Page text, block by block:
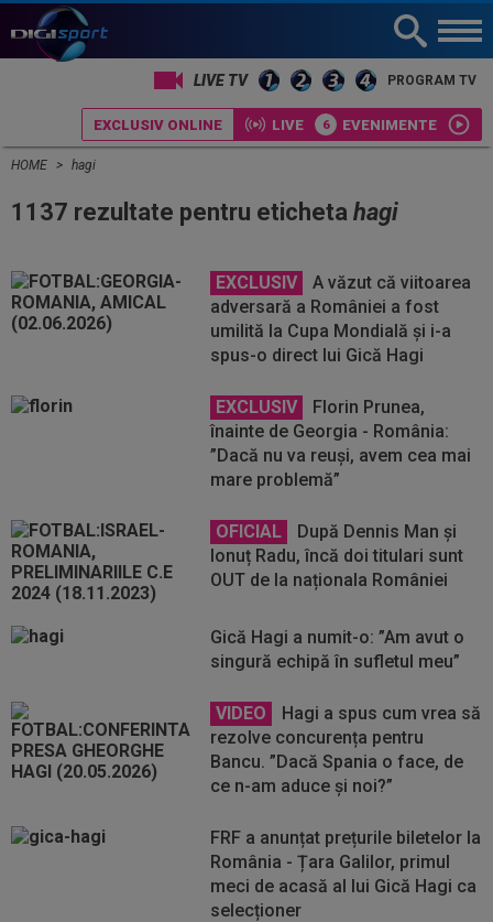
LIVE TV PROGRAM TV
EXCLUSIV ONLINE LIVE EVENIMENTE
HOME hagi
1137 rezultate pentru eticheta hagi
EXCLUSIV
A văzut că viitoarea
adversară a României a fost
umilită la Cupa Mondială și i-a
spus-o direct lui Gică Hagi
EXCLUSIV
Florin Prunea,
înainte de Georgia - România:
”Dacă nu va reuși, avem cea mai
mare problemă”
OFICIAL
După Dennis Man și
Ionuț Radu, încă doi titulari sunt
OUT de la naționala României
Gică Hagi a numit-o: ”Am avut o
singură echipă în sufletul meu”
VIDEO
Hagi a spus cum vrea să
rezolve concurența pentru
Bancu. ”Dacă Spania o face, de
ce n-am aduce și noi?”
FRF a anunțat prețurile biletelor la
România - Țara Galilor, primul
meci de acasă al lui Gică Hagi ca
selecționer